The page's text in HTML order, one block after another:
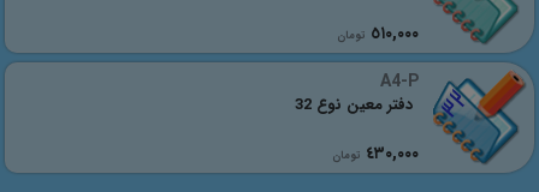
٥١٠,٠٠٠ تومان
A4-P
٤٣٠,٠٠٠ تومان
دفتر معین نوع 32